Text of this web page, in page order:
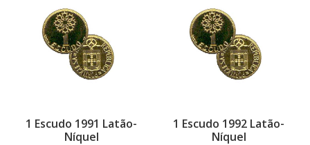
1 Escudo 1991 Latão-
Níquel
1 Escudo 1992 Latão-
Níquel